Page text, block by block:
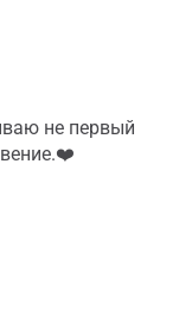
не первый